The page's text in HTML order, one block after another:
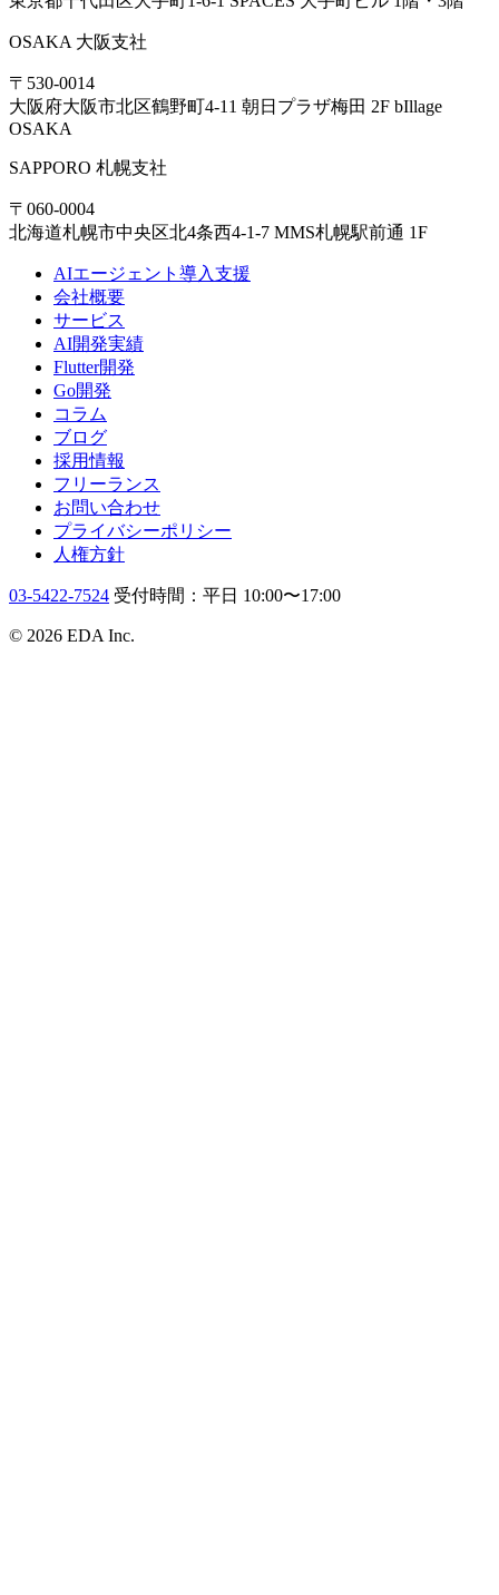
OSAKA 大阪支社
〒530-0014
大阪府大阪市北区鶴野町4-11 朝日プラザ梅田 2F bIllage
OSAKA
SAPPORO 札幌支社
〒060-0004
北海道札幌市中央区北4条西4-1-7 MMS札幌駅前通 1F
AIエージェント導入支援
会社概要
サービス
AI開発実績
Flutter開発
Go開発
コラム
ブログ
採用情報
フリーランス
お問い合わせ
プライバシーポリシー
人権方針
03-5422-7524 受付時間：平日 10:00〜17:00
© 2026 EDA Inc.